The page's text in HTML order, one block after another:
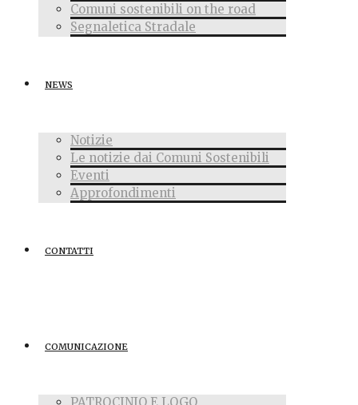
Comuni sostenibili on the road
Segnaletica Stradale
NEWS
Notizie
Le notizie dai Comuni Sostenibili
Eventi
Approfondimenti
CONTATTI
COMUNICAZIONE